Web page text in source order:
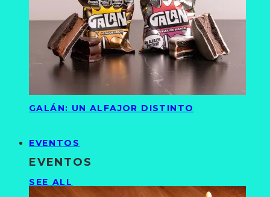
GALÁN: UN ALFAJOR DISTINTO
EVENTOS
EVENTOS
SEE ALL